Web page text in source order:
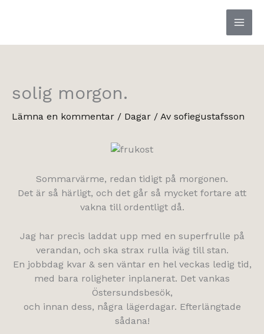
solig morgon.
Lämna en kommentar / Dagar / Av sofiegustafsson
Sommarvärme, redan tidigt på morgonen.
Det är så härligt, och det går så mycket fortare att
vakna till ordentligt då.
Jag har precis laddat upp med en superfrulle på
verandan, och ska strax rulla iväg till stan.
En jobbdag kvar & sen väntar en hel veckas ledig tid,
med bara roligheter inplanerat. Det vankas
Östersundsbesök,
och innan dess, några lägerdagar. Efterlängtade
sådana!